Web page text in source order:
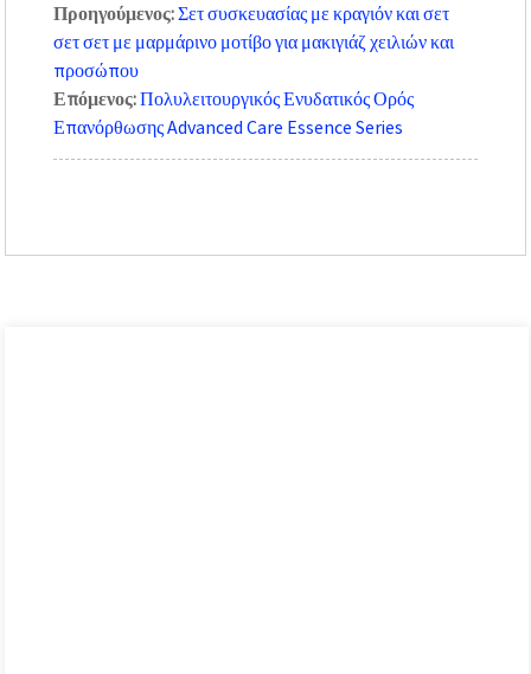
Προηγούμενος:Σετ συσκευασίας με κραγιόν και σετ
σετ σετ με μαρμάρινο μοτίβο για μακιγιάζ χειλιών και
προσώπου
Επόμενος:Πολυλειτουργικός Ενυδατικός Ορός
Επανόρθωσης Advanced Care Essence Series